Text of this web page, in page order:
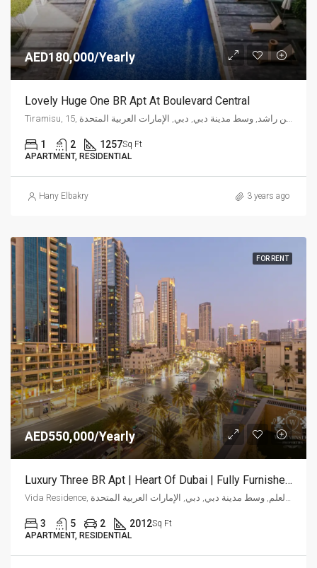
AED180,000/Yearly
Lovely Huge One BR Apt At Boulevard Central
Tiramisu, 15, شارع الشيخ محمد بن راشد, وسط مدينة دبي, دبي, الإمارات العربية المتحدة
1 2 1257Sq Ft
APARTMENT, RESIDENTIAL
Hany Elbakry 3 years ago
FOR RENT
AED550,000/Yearly
Luxury Three BR Apt | Heart Of Dubai | Fully Furnished At Vida
3 5 2 2012Sq Ft
APARTMENT, RESIDENTIAL